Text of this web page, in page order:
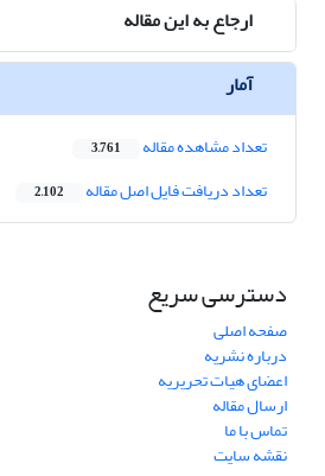
ارجاع به این مقاله
آمار
تعداد مشاهده مقاله 3,761
تعداد دریافت فایل اصل مقاله 2,102
دسترسی سریع
صفحه اصلی
درباره نشریه
اعضای هیات تحریریه
ارسال مقاله
تماس با ما
نقشه سایت